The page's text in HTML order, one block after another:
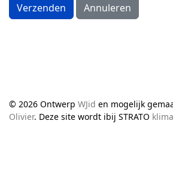
Verzenden Annuleren
© 2026 Ontwerp WJid en mogelijk
Olivier. Deze site wordt ibij STRATO